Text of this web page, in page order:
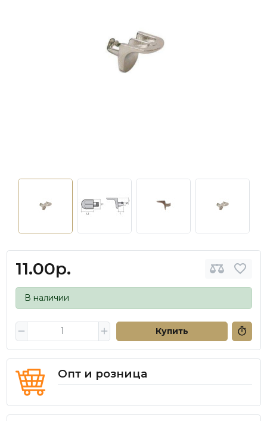
11.00р.
В наличии
Купить
Опт и розница